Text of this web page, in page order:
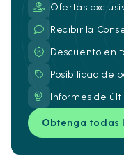
Ofertas
Recibir la
Descuento en
Posibilidad de
Informes de
Obtenga todas